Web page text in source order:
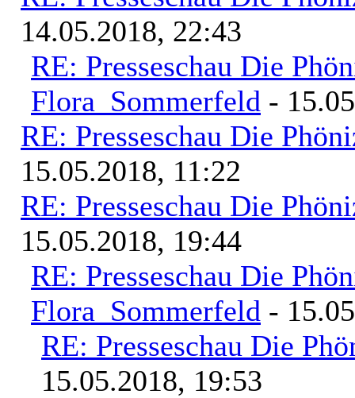
14.05.2018, 22:43
RE: Presseschau Die
Flora_Sommerfeld -
RE: Presseschau Die
15.05.2018, 11:22
RE: Presseschau Die
15.05.2018, 19:44
RE: Presseschau Die
Flora_Sommerfeld -
RE: Presseschau Die
15.05.2018, 19:53